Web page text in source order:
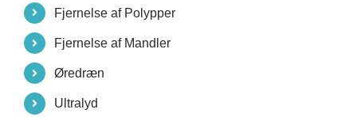
Fjernelse af Polypper
Fjernelse af Mandler
Øredræn
Ultralyd